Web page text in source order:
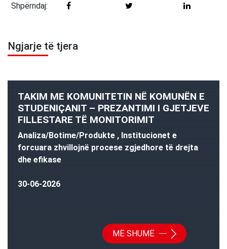
Shpërndaj:
Ngjarje të tjera
TAKIM ME KOMUNITETIN NË KOMUNËN E
STUDENIÇANIT – PREZANTIMI I GJETJEVE
FILLESTARE TË MONITORIMIT
Analiza/Botime/Produkte , Institucionet e
forcuara zhvillojnë procese zgjedhore të drejta
dhe efikase
30-06-2026
MË SHUMË